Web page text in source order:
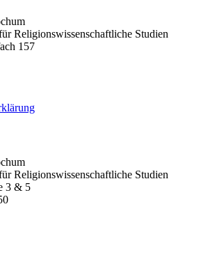
Religionswissenschaftliche Studien
157
Religionswissenschaftliche Studien
3 & 5